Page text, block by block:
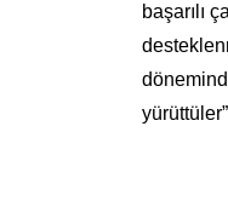
başarılı